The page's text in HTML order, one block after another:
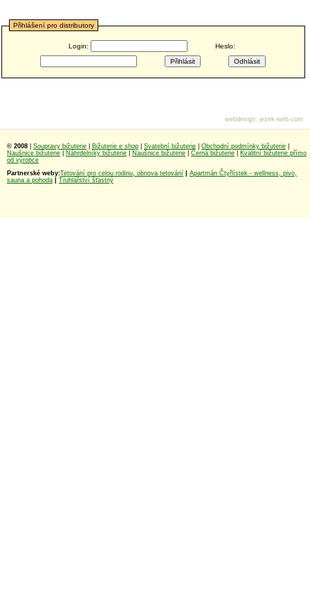
Přihlášení pro distributory
Login: Heslo:
© 2008 Soupravy bižuterie Bižuterie e shop Svatební bižuterie Obchodní podmínky bižuterie
Naušnice bižuterie
Náhrdelníky bižuterie Naušnice bižuterie Černá bižuterie
Kvalitní bižuterie přímo
od výrobce
Partnerské weby:Tetování pro celou rodinu, obnova tetování
Apartmán Čtyřlístek - wellness, pivo,
sauna a pohoda
Truhlářství šťastný
webdesign: jezek-web.com